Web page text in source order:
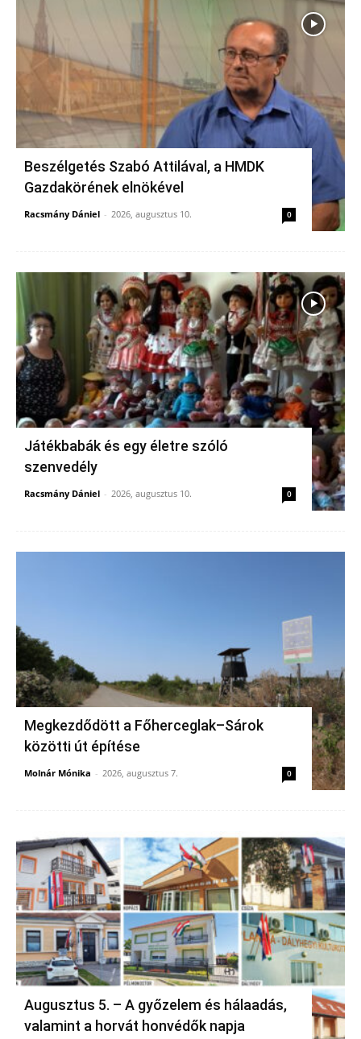
Beszélgetés Szabó Attilával, a HMDK
Gazdakörének elnökével
Racsmány Dániel - 2026, augusztus 10. 0
Játékbabák és egy életre szóló
szenvedély
Racsmány Dániel - 2026, augusztus 10. 0
Megkezdődött a Főherceglak–Sárok
közötti út építése
Molnár Mónika - 2026, augusztus 7. 0
Augusztus 5. – A győzelem és hálaadás,
valamint a horvát honvédők napja